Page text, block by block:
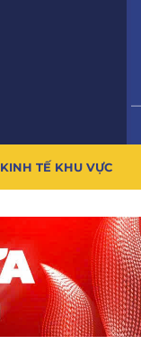
KINH TẾ KHU VỰC